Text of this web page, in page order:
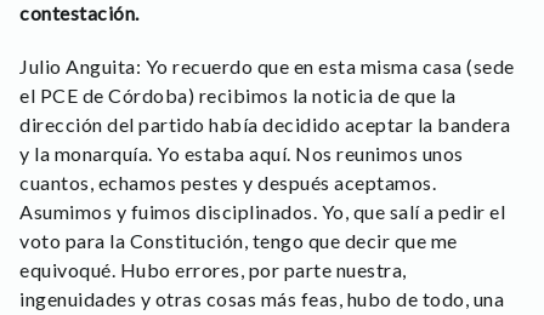
contestación.
Julio Anguita: Yo recuerdo que en esta misma casa (sede
el PCE de Córdoba) recibimos la noticia de que la
dirección del partido había decidido aceptar la bandera
y la monarquía. Yo estaba aquí. Nos reunimos unos
cuantos, echamos pestes y después aceptamos.
Asumimos y fuimos disciplinados. Yo, que salí a pedir el
voto para la Constitución, tengo que decir que me
equivoqué. Hubo errores, por parte nuestra,
ingenuidades y otras cosas más feas, hubo de todo, una